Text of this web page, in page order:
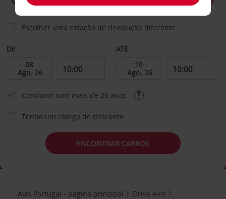
Escolher uma estação de devolução diferente
DE ATÉ
Condutor com mais de 25 anos
Tenho um código de desconto
ENCONTRAR CARROS
Avis Portugal - página principal
Drive Avis